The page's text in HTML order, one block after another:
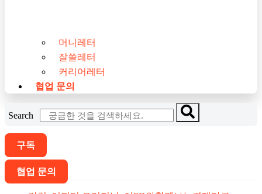
머니레터
잘쓸레터
커리어레터
협업 문의
Search
구독
협업 문의